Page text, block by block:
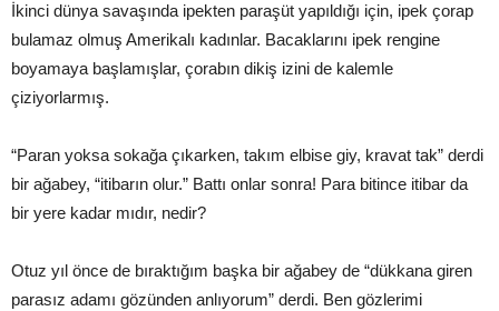
İkinci dünya savaşında ipekten paraşüt yapıldığı için, ipek çorap
bulamaz olmuş Amerikalı kadınlar. Bacaklarını ipek rengine
boyamaya başlamışlar, çorabın dikiş izini de kalemle
çiziyorlarmış.
“Paran yoksa sokağa çıkarken, takım elbise giy, kravat tak” derdi
bir ağabey, “itibarın olur.” Battı onlar sonra! Para bitince itibar da
bir yere kadar mıdır, nedir?
Otuz yıl önce de bıraktığım başka bir ağabey de “dükkana giren
parasız adamı gözünden anlıyorum” derdi. Ben gözlerimi